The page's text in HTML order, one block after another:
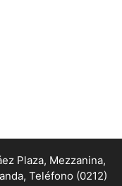
Plaza, Mezzanina,
Teléfono (0212)